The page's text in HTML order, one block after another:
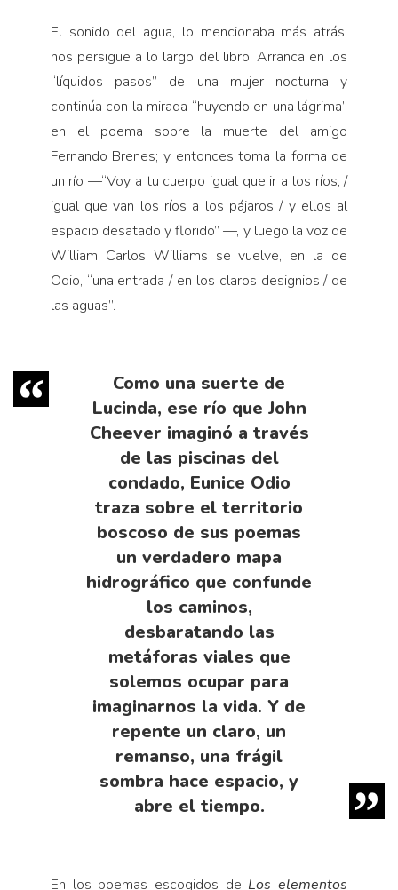
El sonido del agua, lo mencionaba más atrás,
nos persigue a lo largo del libro. Arranca en los
“líquidos pasos” de una mujer nocturna y
continúa con la mirada “huyendo en una lágrima”
en el poema sobre la muerte del amigo
Fernando Brenes; y entonces toma la forma de
un río —“Voy a tu cuerpo igual que ir a los ríos, /
igual que van los ríos a los pájaros / y ellos al
espacio desatado y florido” —, y luego la voz de
William Carlos Williams se vuelve, en la de
Odio, “una entrada / en los claros designios / de
las aguas”.
Como una suerte de
Lucinda, ese río que John
Cheever imaginó a través
de las piscinas del
condado, Eunice Odio
traza sobre el territorio
boscoso de sus poemas
un verdadero mapa
hidrográfico que confunde
los caminos,
desbaratando las
metáforas viales que
solemos ocupar para
imaginarnos la vida. Y de
repente un claro, un
remanso, una frágil
sombra hace espacio, y
abre el tiempo.
En los poemas escogidos de Los elementos